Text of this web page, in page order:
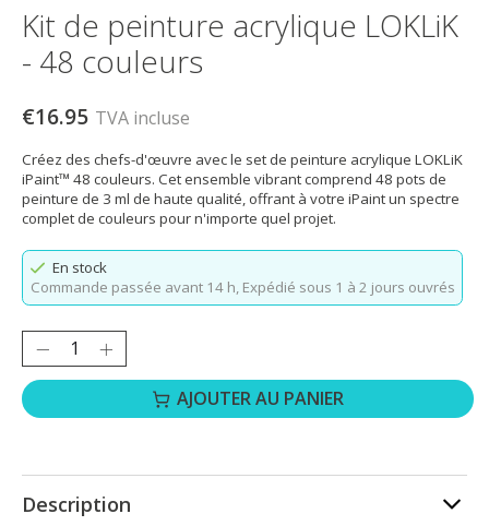
Kit de peinture acrylique LOKLiK
- 48 couleurs
€16.95 TVA incluse
Créez des chefs-d'œuvre avec le set de peinture acrylique LOKLiK
iPaint™ 48 couleurs. Cet ensemble vibrant comprend 48 pots de
peinture de 3 ml de haute qualité, offrant à votre iPaint un spectre
complet de couleurs pour n'importe quel projet.
En stock
Commande passée avant 14 h, Expédié sous 1 à 2 jours ouvrés
Quantité :
AJOUTER AU PANIER
Description